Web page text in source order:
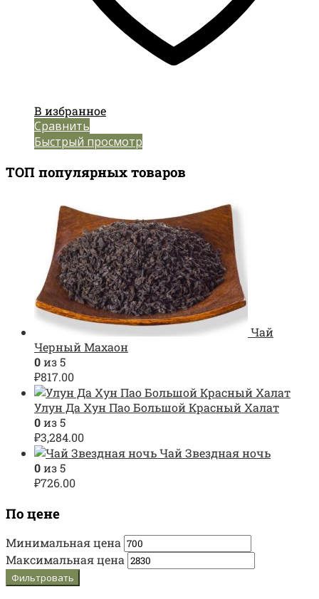
В избранное
Сравнить
Быстрый просмотр
ТОП популярных товаров
Чай
Черный Махаон
0из 5
₽817.00
Улун Да Хун Пао Большой Красный Халат
0из 5
₽3,284.00
Чай Звездная ночь
0из 5
₽726.00
По цене
Минимальная цена
Максимальная цена
Фильтровать